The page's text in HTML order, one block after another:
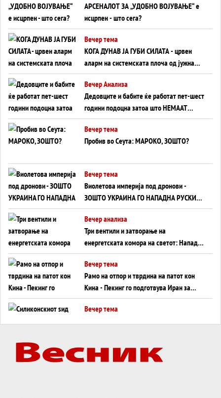
АРСЕНАЛОТ ЗА „УДОБНО ВОЈУВАЊЕ“ е
исцрпен - што сега?
Вечер тема
КОГА ДУНАВ ЈА ГУБИ СИЛАТА - црвен
аларм на системската плоча од јужна
Германија до Црното Море...
Вечер Анализа
Дедовците и бабите ќе работат пет-шест
години подоцна затоа што НЕМААТ
ВНУЦИ ДА ГИ ЗАМЕНАТ
Вечер тема
Пробив во Сеута: МАРОКО, ЗОШТО?
Вечер тема
Виолетова империја под дронови -
ЗОШТО УКРАИНА ГО НАПАДНА РУСКИОТ
WILDBERRIES
Вечер анализа
Три вентили и затворање на
енергетската комора на светот: Нападот
во Суец најавува глобален енергетски
инфаркт?
Вечер тема
Рамо на отпор и тврдина на патот кон
Кина - Пекинг го подготвува Иран за
американска копнена инвазија
Вечер тема
Вечер тема
Трамп тврди дека повторно „разговара“